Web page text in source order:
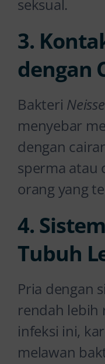
seksual.
3.
dengan
Bakteri
menyebar
dengan
sperma atau
orang yang
4.
Tubuh
Pria dengan
rendah lebih
infeksi ini,
melawan